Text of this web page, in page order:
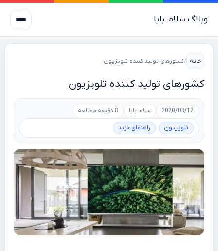
وبلاگ سلامـ بابا
خانه /کشورهای تولید کننده تلویزیون
کشورهای تولید کننده تلویزیون
2020/03/12 سلامـ بابا 8 دقیقه مطالعه
تلویزیون راهنمای خرید